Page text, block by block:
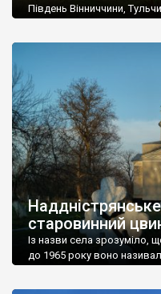
Південь Вінниччини,
старовинний цвинтар із
збереглися, написані
мовою. За всіма
український. Хрести
роках Болган […]
старовинний
Із назви села зрозуміло,
до 1965 року воно